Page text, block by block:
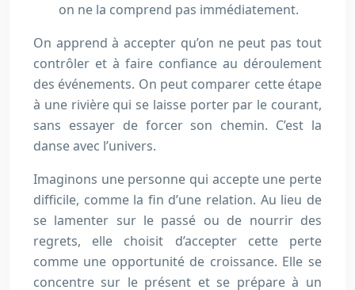
on ne la comprend pas immédiatement.
On apprend à accepter qu’on ne peut pas tout
contrôler et à faire confiance au déroulement
des événements. On peut comparer cette étape
à une rivière qui se laisse porter par le courant,
sans essayer de forcer son chemin. C’est la
danse avec l’univers.
Imaginons une personne qui accepte une perte
difficile, comme la fin d’une relation. Au lieu de
se lamenter sur le passé ou de nourrir des
regrets, elle choisit d’accepter cette perte
comme une opportunité de croissance. Elle se
concentre sur le présent et se prépare à un